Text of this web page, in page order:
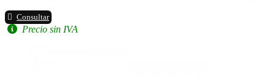
Consultar
Precio sin IVA